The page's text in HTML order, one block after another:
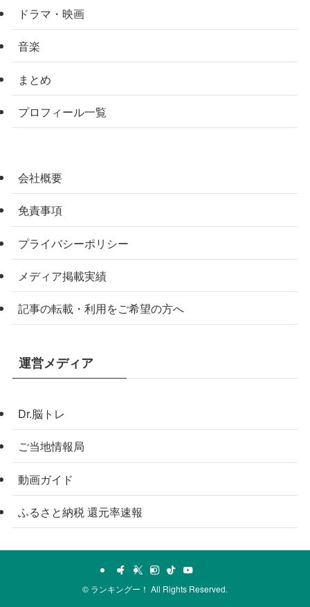
ドラマ・映画
音楽
まとめ
プロフィール一覧
会社概要
免責事項
プライバシーポリシー
メディア掲載実績
記事の転載・利用をご希望の方へ
運営メディア
Dr.脳トレ
ご当地情報局
動画ガイド
ふるさと納税 還元率速報
© ランキングー！ All Rights Reserved.